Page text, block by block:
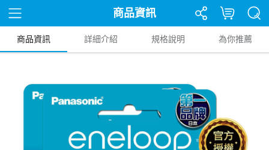
商品資訊
商品資訊 詳細介紹 規格說明 為你推薦